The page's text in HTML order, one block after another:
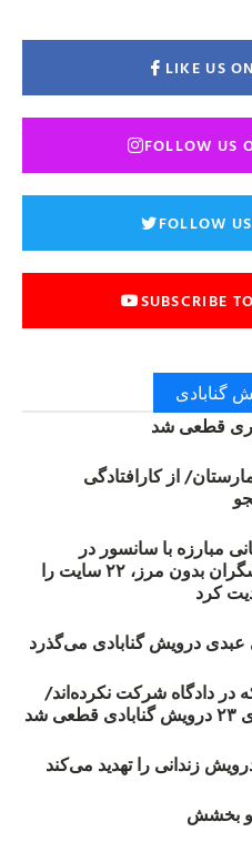
LIKE US
FOLLOW US
FOLLOW
SUBSCRIBE
گنابادی
قطعی شد
از کارافتادگی
جهانی مبارزه با سانسور در
اینترنت: #آزادی هم‌آیند گزارشگران‌ بدون مرز، ۲۲ سایت را
کرد
درویش گنابادی می‌گذرد
که در دادگاه شرکت نکرده‌اند/
زندانی را تهدید می‌کند